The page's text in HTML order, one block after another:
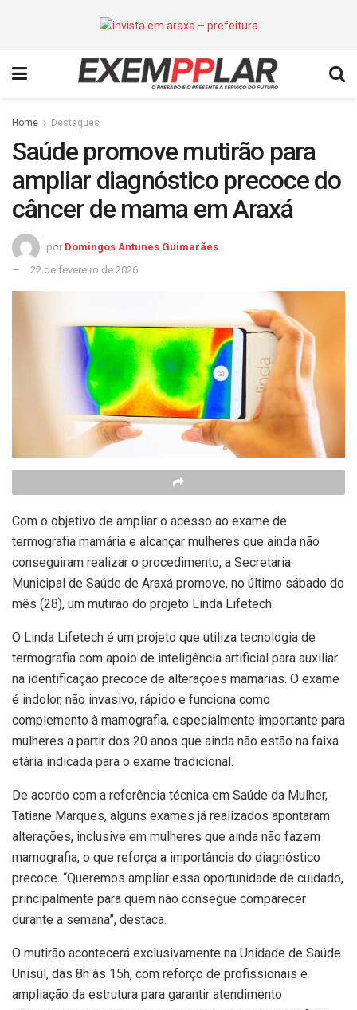
Home Destaques
Saúde promove mutirão para
ampliar diagnóstico precoce do
câncer de mama em Araxá
por Domingos Antunes Guimarães
22 de fevereiro de 2026
Com o objetivo de ampliar o acesso ao exame de
termografia mamária e alcançar mulheres que ainda não
conseguiram realizar o procedimento, a Secretaria
Municipal de Saúde de Araxá promove, no último sábado do
mês (28), um mutirão do projeto Linda Lifetech.
O Linda Lifetech é um projeto que utiliza tecnologia de
termografia com apoio de inteligência artificial para auxiliar
na identificação precoce de alterações mamárias. O exame
é indolor, não invasivo, rápido e funciona como
complemento à mamografia, especialmente importante para
mulheres a partir dos 20 anos que ainda não estão na faixa
etária indicada para o exame tradicional.
De acordo com a referência técnica em Saúde da Mulher,
Tatiane Marques, alguns exames já realizados apontaram
alterações, inclusive em mulheres que ainda não fazem
mamografia, o que reforça a importância do diagnóstico
precoce. “Queremos ampliar essa oportunidade de cuidado,
principalmente para quem não consegue comparecer
durante a semana”, destaca.
O mutirão acontecerá exclusivamente na Unidade de Saúde
Unisul, das 8h às 15h, com reforço de profissionais e
ampliação da estrutura para garantir atendimento